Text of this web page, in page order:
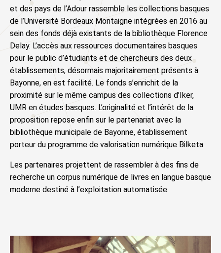
et des pays de l’Adour rassemble les collections basques
de l’Université Bordeaux Montaigne intégrées en 2016 au
sein des fonds déjà existants de la bibliothèque Florence
Delay. L’accès aux ressources documentaires basques
pour le public d’étudiants et de chercheurs des deux
établissements, désormais majoritairement présents à
Bayonne, en est facilité. Le fonds s’enrichit de la
proximité sur le même campus des collections d’Iker,
UMR en études basques. L’originalité et l’intérêt de la
proposition repose enfin sur le partenariat avec la
bibliothèque municipale de Bayonne, établissement
porteur du programme de valorisation numérique Bilketa.
Les partenaires projettent de rassembler à des fins de
recherche un corpus numérique de livres en langue basque
moderne destiné à l’exploitation automatisée.